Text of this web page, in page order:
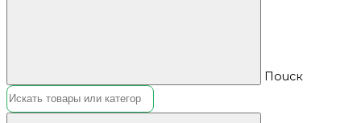
Поиск